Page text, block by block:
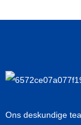
Ons deskundige